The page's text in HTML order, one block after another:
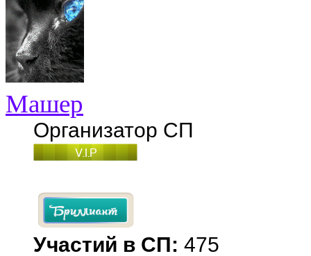
Машер
Организатор СП
Участий в СП: 475